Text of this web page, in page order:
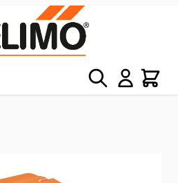
Søg Kurv